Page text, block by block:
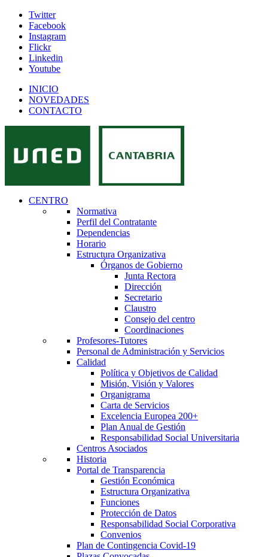
Twitter
Facebook
Instagram
Flickr
Linkedin
Youtube
INICIO
NOVEDADES
CONTACTO
CENTRO
Normativa
Perfil del Contratante
Dependencias
Horario
Estructura Organizativa
Órganos de Gobierno
Junta Rectora
Dirección
Secretario
Claustro
Consejo del centro
Coordinaciones
Profesores-Tutores
Personal de Administración y Servicios
Calidad
Política y Objetivos de Calidad
Misión, Visión y Valores
Organigrama
Carta de Servicios
Excelencia Europea 200+
Plan Anual de Gestión
Responsabilidad Social Universitaria
Centros Asociados
Historia
Portal de Transparencia
Gestión Económica
Estructura Organizativa
Funciones
Protección de Datos
Responsabilidad Social Corporativa
Convenios
Plan de Contingencia Covid-19